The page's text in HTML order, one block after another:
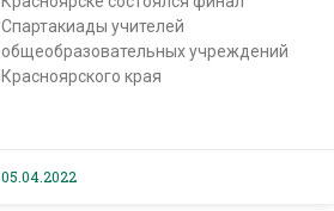
Спартакиады учителей
общеобразовательных учреждений
Красноярского края
05.04.2022